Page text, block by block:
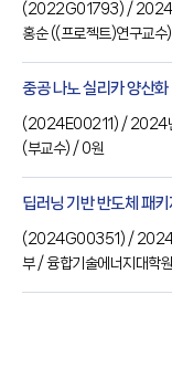
( 2022G01793 ) /
홍순 ((프로젝트)연구교수)
중공 나노 실리카 양산화
( 2024E00211 ) / 2024
(부교수) / 0원
딥러닝 기반 반도체 패
( 2024G00351 ) /
부 / 융합기술에너지대학원